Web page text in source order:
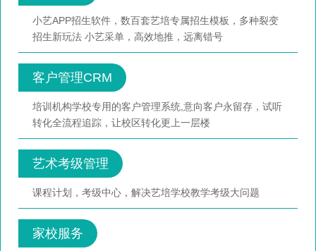
小艺APP招生软件，数百套艺培专属招生模板，多种裂变
招生新玩法 小艺采单，高效地推，远离错号
客户管理CRM
培训机构学校专用的客户管理系统,意向客户永留存，试听
转化全流程追踪，让校区转化更上一层楼
艺术考级管理
课程计划，考级中心，解决艺培学校教学考级大问题
家校服务